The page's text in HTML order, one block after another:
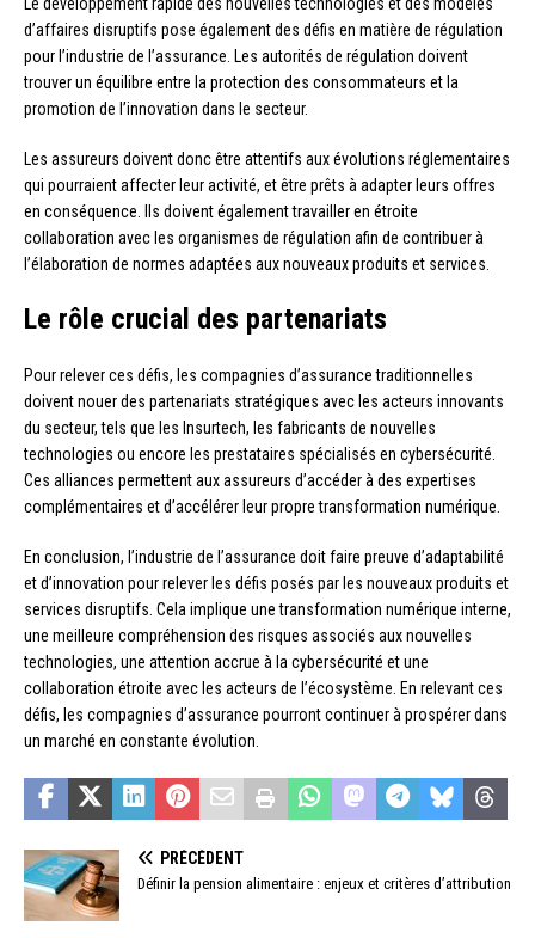
d’affaires disruptifs pose également des défis en matière de régulation
pour l’industrie de l’assurance. Les autorités de régulation doivent
trouver un équilibre entre la protection des consommateurs et la
promotion de l’innovation dans le secteur.
Les assureurs doivent donc être attentifs aux évolutions réglementaires
qui pourraient affecter leur activité, et être prêts à adapter leurs offres
en conséquence. Ils doivent également travailler en étroite
collaboration avec les organismes de régulation afin de contribuer à
l’élaboration de normes adaptées aux nouveaux produits et services.
Le rôle crucial des partenariats
Pour relever ces défis, les compagnies d’assurance traditionnelles
doivent nouer des partenariats stratégiques avec les acteurs innovants
du secteur, tels que les Insurtech, les fabricants de nouvelles
technologies ou encore les prestataires spécialisés en cybersécurité.
Ces alliances permettent aux assureurs d’accéder à des expertises
complémentaires et d’accélérer leur propre transformation numérique.
En conclusion, l’industrie de l’assurance doit faire preuve d’adaptabilité
et d’innovation pour relever les défis posés par les nouveaux produits et
services disruptifs. Cela implique une transformation numérique interne,
une meilleure compréhension des risques associés aux nouvelles
technologies, une attention accrue à la cybersécurité et une
collaboration étroite avec les acteurs de l’écosystème. En relevant ces
défis, les compagnies d’assurance pourront continuer à prospérer dans
un marché en constante évolution.
PRÉCÉDENT
Définir la pension alimentaire : enjeux et critères d’attribution